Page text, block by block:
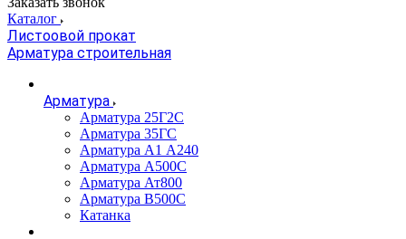
Каталог
Листоовой прокат
Арматура строительная
Арматура
Арматура 25Г2С
Арматура 35ГС
Арматура А1 А240
Арматура А500С
Арматура Ат800
Арматура В500С
Катанка